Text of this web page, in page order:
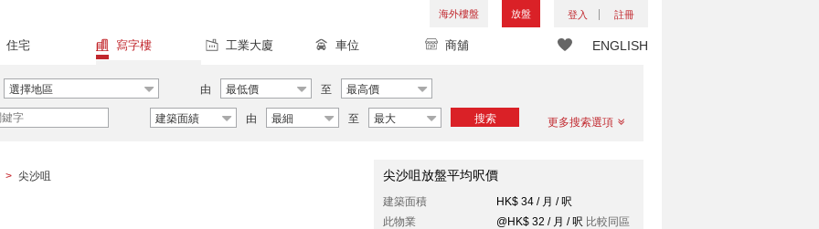
海外樓盤 放盤 登入 註冊
ENGLISH
住宅 寫字樓 工業大廈 車位 商舖
選擇地區 由 最低價 至 最高價
建築面績 由 最細 至 最大 搜索 更多搜索選項
> 尖沙咀 尖沙咀放盤平均呎價
建築面積
HK$ 34 / 月 / 呎
此物業
@HK$ 32 / 月 / 呎 比較同區